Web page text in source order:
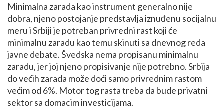
Minimalna zarada kao instrument generalno nije
dobra, njeno postojanje predstavlja iznuđenu socijalnu
meru i Srbiji je potreban privredni rast koji će
minimalnu zaradu kao temu skinuti sa dnevnog reda
javne debate. Švedska nema propisanu minimalnu
zaradu, jer joj njeno propisivanje nije potrebno. Srbija
do većih zarada može doći samo privrednim rastom
većim od 6%. Motor tog rasta treba da bude privatni
sektor sa domacim investicijama.